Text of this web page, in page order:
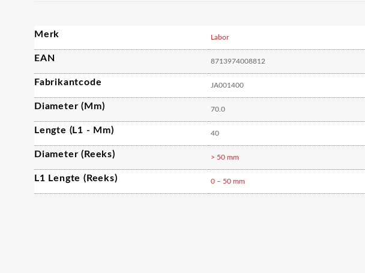
Merk Labor
EAN 8713974008812
Fabrikantcode JA001400
Diameter (mm) 70.0
Lengte (L1 - Mm) 40
Diameter (reeks) > 50 mm
L1 Lengte (reeks) 0 – 50 mm